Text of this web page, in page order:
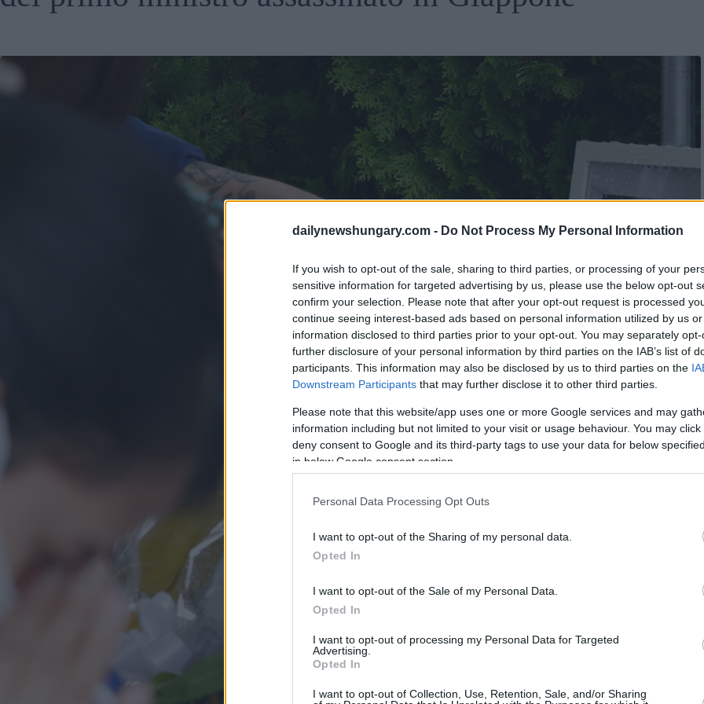
dailynewshungary.com - Do Not Process My Personal Information
If you wish to opt-out of the sale, sharing to third parties, or processing of your
sensitive information for targeted advertising by us, please use the below opt-out
confirm your selection. Please note that after your opt-out request is processed
continue seeing interest-based ads based on personal information utilized by us
information disclosed to third parties prior to your opt-out. You may separately
further disclosure of your personal information by third parties on the IAB’s list of
participants. This information may also be disclosed by us to third parties on the
Downstream Participants that may further disclose it to other third parties.
Please note that this website/app uses one or more Google services and may
information including but not limited to your visit or usage behaviour. You may
deny consent to Google and its third-party tags to use your data for below
in below Google consent section.
Personal Data Processing Opt Outs
I want to opt-out of the Sharing of my personal data.
Opted In
I want to opt-out of the Sale of my Personal Data.
Opted In
I want to opt-out of processing my Personal Data for Targeted
Advertising.
Opted In
I want to opt-out of Collection, Use, Retention, Sale, and/or Sharing